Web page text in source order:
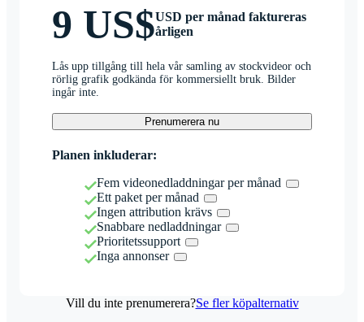
9 US$USD per månad faktureras
årligen
Lås upp tillgång till hela vår samling av stockvideor och
rörlig grafik godkända för kommersiellt bruk. Bilder
ingår inte.
Prenumerera nu
Planen inkluderar:
Fem videonedladdningar per månad
Ett paket per månad
Ingen attribution krävs
Snabbare nedladdningar
Prioritetssupport
Inga annonser
Vill du inte prenumerera?Se fler köpalternativ